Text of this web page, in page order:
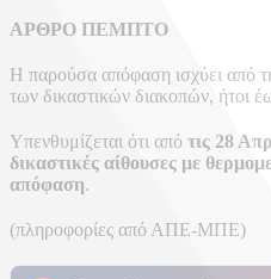
ΑΡΘΡΟ ΠΕΜΠΤΟ
Η παρούσα απόφαση ισχύει από
των δικαστικών διακοπών, ήτοι
Υπενθυμίζεται ότι από τις 28
δικαστικές αίθουσες με
απόφαση.
(πληροφορίες από ΑΠΕ-ΜΠΕ)